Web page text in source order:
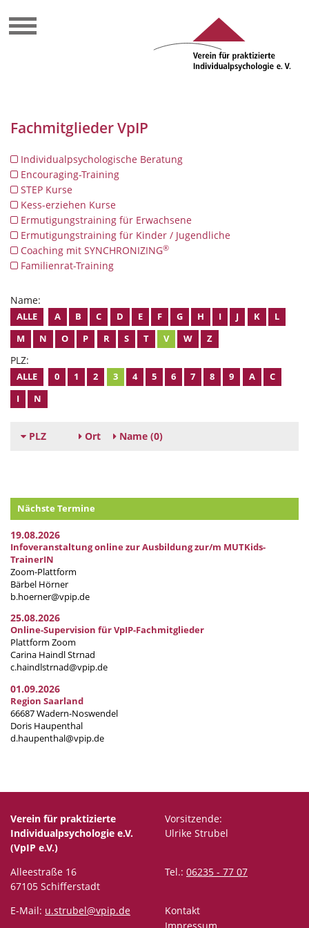
Fachmitglieder VpIP
Individualpsychologische Beratung
Encouraging-Training
STEP Kurse
Kess-erziehen Kurse
Ermutigungstraining für Erwachsene
Ermutigungstraining für Kinder / Jugendliche
Coaching mit SYNCHRONIZING®
Familienrat-Training
Name:
ALLE A B C D E F G H I J K
L
M
N O P R S T V W Z
PLZ:
ALLE 0 1 2 3 4 5 6 7 8 9 A
C
I
N
PLZ Ort Name (0)
Nächste Termine
19.08.2026
Infoveranstaltung online zur Ausbildung zur/m MUTKids-
TrainerIN
Zoom-Plattform
Bärbel Hörner
b.hoerner@vpip.de
25.08.2026
Online-Supervision für VpIP-Fachmitglieder
Plattform Zoom
Carina Haindl Strnad
c.haindlstrnad@vpip.de
01.09.2026
Region Saarland
66687 Wadern-Noswendel
Doris Haupenthal
d.haupenthal@vpip.de
Verein für praktizierte
Individualpsychologie e.V.
(VpIP e.V.)
Vorsitzende:
Ulrike Strubel
Alleestraße 16
67105 Schifferstadt
Tel.: 06235 - 77 07
E-Mail: u.strubel@vpip.de
Kontakt